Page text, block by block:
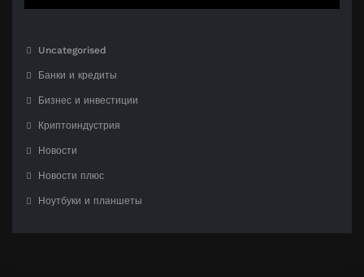
Uncategorised
Банки и кредиты
Бизнес и инвестиции
Криптоиндустрия
Новости
Новости плюс
Ноутбуки и планшеты